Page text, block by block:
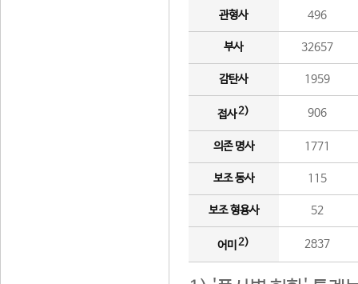
관형사 496
부사 32657
감탄사 1959
접사2) 906
의존 명사 1771
보조 동사 115
보조 형용사 52
어미 2) 2837